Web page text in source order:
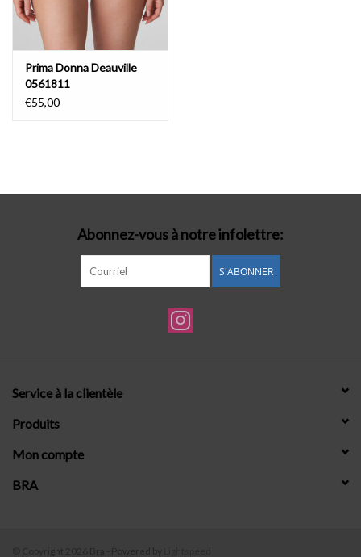
Prima Donna Deauville
0561811
€55,00
Abonnez-vous à notre infolettre:
S'ABONNER
Service à la clientèle
Produits
Mon compte
BRA
© Copyright 2026 Bra - Powered by